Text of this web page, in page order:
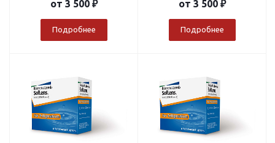
от 3 500 ₽
Подробнее
от 3 500 ₽
Подробнее